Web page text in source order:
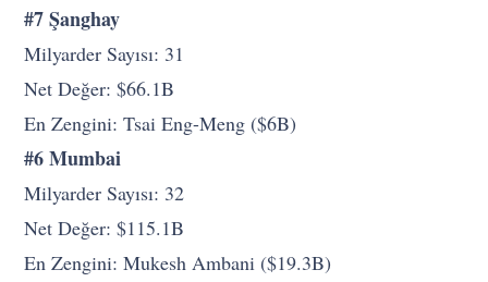
#7 Şanghay
Milyarder Sayısı: 31
Net Değer: $66.1B
En Zengini: Tsai Eng-Meng ($6B)
#6 Mumbai
Milyarder Sayısı: 32
Net Değer: $115.1B
En Zengini: Mukesh Ambani ($19.3B)